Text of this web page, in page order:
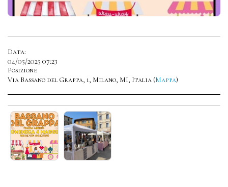
Data:
04/05/2025 07:23
Posizione
Via Bassano del Grappa, 1, Milano, MI, Italia (Mappa)